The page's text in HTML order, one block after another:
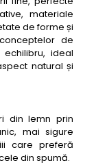
materiale
de forme și
de
ideal
natural și
din lemn prin
mai sigure
care preferă
din spumă.